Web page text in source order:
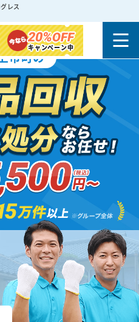
レス
20%OFF
キャンペーン中
市町の